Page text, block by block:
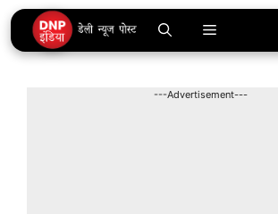
Skip
to
content
Menu
---Advertisement---